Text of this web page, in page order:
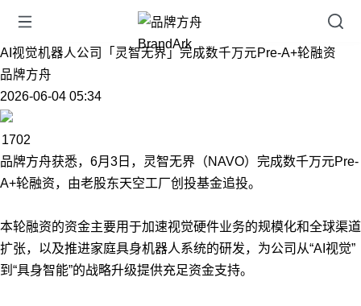
AI视觉机器人公司「灵智无界」完成数千万元Pre-A+轮融资
品牌方舟
2026-06-04 05:34
1702
品牌方舟获悉，6月3日，灵智无界（NAVO）完成数千万元Pre-
A+轮融资，由老股东天空工厂创投基金追投。
本轮融资的资金主要用于加速视觉硬件业务的规模化和全球渠道
扩张，以及推进家庭具身机器人系统的研发，为公司从“AI视觉”
到“具身智能”的战略升级提供充足资金支持。